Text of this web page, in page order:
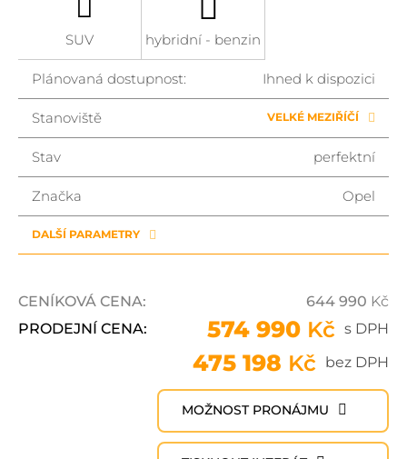
SUV hybridní - benzin
Plánovaná dostupnost: Ihned k dispozici
Stanoviště VELKÉ MEZIŘÍČÍ
Stav perfektní
Značka Opel
DALŠÍ PARAMETRY
CENÍKOVÁ CENA: 644 990 Kč
PRODEJNÍ CENA:
574 990 Kč s DPH
475 198 Kč bez DPH
MOŽNOST PRONÁJMU